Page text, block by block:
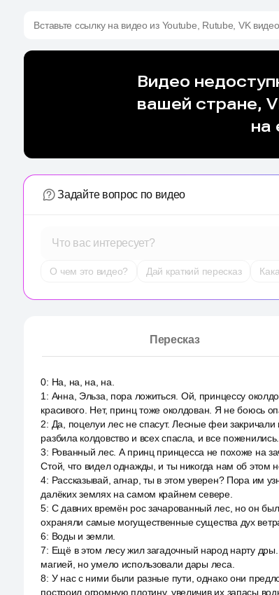
Вставьте ссылку на видео из Youtube, Rutube, VK видео
Задайте вопрос по видео
Что вас интересует?
О чем это видео? Дай краткий пересказ
Пересказ
0: На, на, на, на.
1 : Анна, Эльза, пора ложиться. Ой, принцессу
красивого. Нет, принц тоже околдован. Я не боюсь
2: Да, поцелуи лес не спасут. Лесные феи
разбила колдовство и всех спасла, и все
3: Рованный лес. А принц принцесса не похоже на
Стой, что видел однажды, и ты никогда нам об этом
4: Рассказывай, агнар, ты в этом уверен? Пора им
далёких землях на самом крайнем севере.
5: С давних времён рос зачарованный лес, но он
охраняли самые могущественные существа дух
6: Воды и земли.
7: Ещё в этом лесу жил загадочный народ нарту
магией, но умело использовали дары леса.
8: У нас с ними были разные пути, однако они
построил огромную плотину, увеличив их запасы